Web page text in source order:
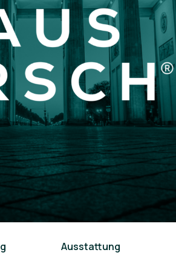
Ausstattung